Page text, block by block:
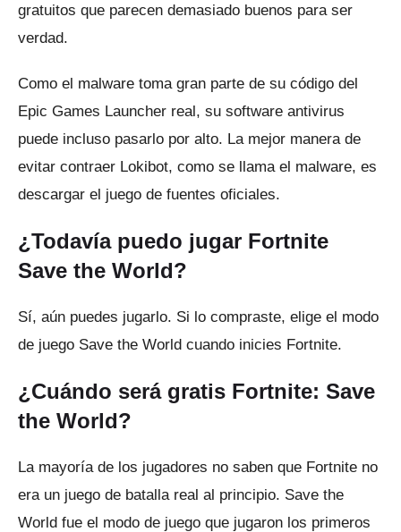
gratuitos que parecen demasiado buenos para ser
verdad.
Como el malware toma gran parte de su código del
Epic Games Launcher real, su software antivirus
puede incluso pasarlo por alto. La mejor manera de
evitar contraer Lokibot, como se llama el malware, es
descargar el juego de fuentes oficiales.
¿Todavía puedo jugar Fortnite
Save the World?
Sí, aún puedes jugarlo. Si lo compraste, elige el modo
de juego Save the World cuando inicies Fortnite.
¿Cuándo será gratis Fortnite: Save
the World?
La mayoría de los jugadores no saben que Fortnite no
era un juego de batalla real al principio. Save the
World fue el modo de juego que jugaron los primeros